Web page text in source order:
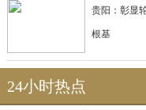
贵阳：彰显
根基
24小时热点